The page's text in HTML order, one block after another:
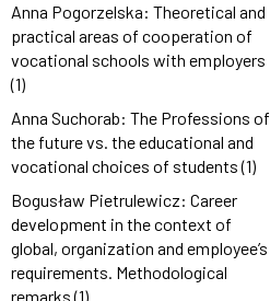
Anna Pogorzelska: Theoretical and
practical areas of cooperation of
vocational schools with employers
(1)
Anna Suchorab: The Professions of
the future vs. the educational and
vocational choices of students (1)
Bogusław Pietrulewicz: Career
development in the context of
global, organization and employee’s
requirements. Methodological
remarks (1)